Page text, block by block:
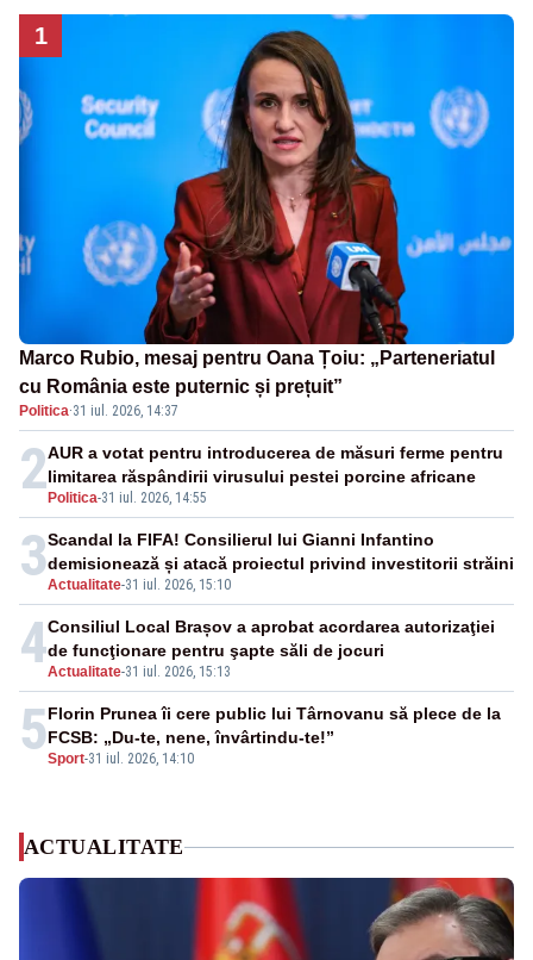
1
Marco Rubio, mesaj pentru Oana Țoiu: „Parteneriatul
cu România este puternic și prețuit”
Politica·31 iul. 2026, 14:37
2 Politica-31 iul. 2026, 14:55
AUR a votat pentru introducerea de măsuri ferme pentru
limitarea răspândirii virusului pestei porcine africane
3Actualitate-31 iul. 2026, 15:10
Scandal la FIFA! Consilierul lui Gianni Infantino
demisionează și atacă proiectul privind investitorii străini
4Actualitate-31 iul. 2026, 15:13
Consiliul Local Brașov a aprobat acordarea autorizaţiei
de funcţionare pentru şapte săli de jocuri
5Sport-31 iul. 2026, 14:10
Florin Prunea îi cere public lui Târnovanu să plece de la
FCSB: „Du-te, nene, învârtindu-te!”
ACTUALITATE